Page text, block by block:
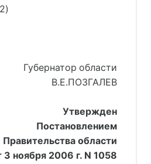
)
Губернатор области
В.Е.ПОЗГАЛЕВ
Утвержден
Постановлением
Правительства области
3 ноября 2006 г. N 1058